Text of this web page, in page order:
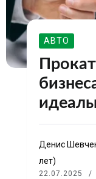
АВТО
Денис
лет)
22.07.2025